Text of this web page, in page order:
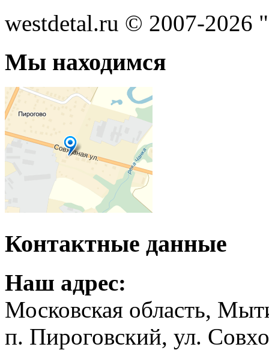
westdetal.ru © 2007-2026
Мы находимся
Контактные данные
Наш адрес:
Московская область,
п. Пироговский, ул.